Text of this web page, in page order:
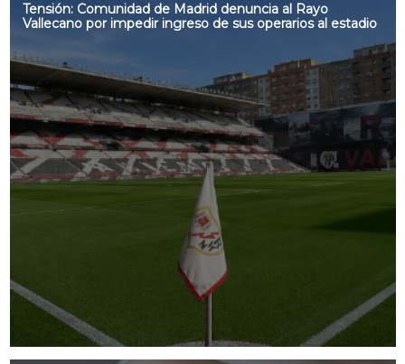
Tensión: Comunidad de Madrid denuncia al Rayo
Vallecano por impedir ingreso de sus operarios al estadio